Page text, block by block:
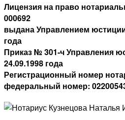
Лицензия на право
000692
выдана Управлением
года
Приказ № 301-ч Управления
24.09.1998 года
Регистрационный номер
федеральный номер: